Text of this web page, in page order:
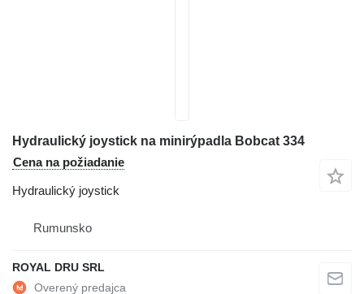
Hydraulický joystick na minirýpadla Bobcat 334
Cena na požiadanie
Hydraulický joystick
Rumunsko
ROYAL DRU SRL